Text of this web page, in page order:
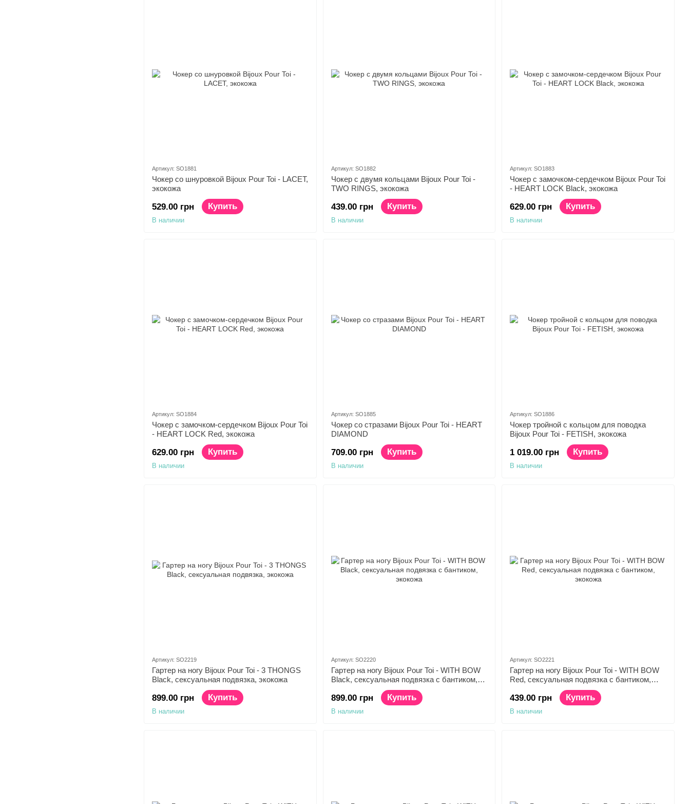
Артикул: SO1881
Чокер со шнуровкой Bijoux Pour Toi - LACET,
экокожа
529.00 грн Купить
В наличии
Артикул: SO1882
Чокер с двумя кольцами Bijoux Pour Toi -
TWO RINGS, экокожа
439.00 грн Купить
В наличии
Артикул: SO1883
Чокер с замочком-сердечком Bijoux Pour Toi
- HEART LOCK Black, экокожа
629.00 грн Купить
В наличии
Артикул: SO1884
Чокер с замочком-сердечком Bijoux Pour Toi
- HEART LOCK Red, экокожа
629.00 грн Купить
В наличии
Артикул: SO1885
Чокер со стразами Bijoux Pour Toi - HEART
DIAMOND
709.00 грн Купить
В наличии
Артикул: SO1886
Чокер тройной с кольцом для поводка
Bijoux Pour Toi - FETISH, экокожа
1 019.00 грн Купить
В наличии
Артикул: SO2219
Гартер на ногу Bijoux Pour Toi - 3 THONGS
Black, сексуальная подвязка, экокожа
899.00 грн Купить
В наличии
Артикул: SO2220
Гартер на ногу Bijoux Pour Toi - WITH BOW
Black, сексуальная подвязка с бантиком,
899.00 грн Купить
В наличии
Артикул: SO2221
Гартер на ногу Bijoux Pour Toi - WITH BOW
Red, сексуальная подвязка с бантиком,
439.00 грн Купить
В наличии